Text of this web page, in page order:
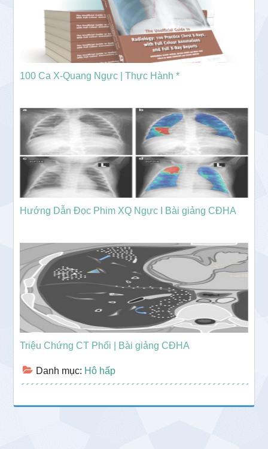
100 Ca X-Quang Ngực | Thực Hành *
Hướng Dẫn Đọc Phim XQ Ngực I Bài giảng CĐHA
Triệu Chứng CT Phổi | Bài giảng CĐHA
Danh mục: Hô hấp